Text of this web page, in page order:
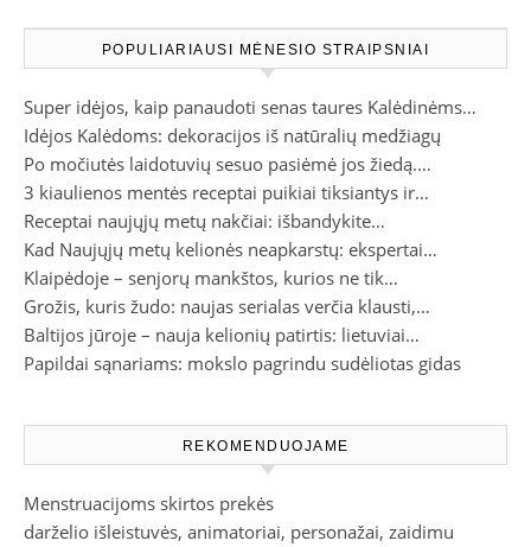
POPULIARIAUSI MĖNESIO STRAIPSNIAI
Super idėjos, kaip panaudoti senas taures Kalėdinėms…
Idėjos Kalėdoms: dekoracijos iš natūralių medžiagų
Po močiutės laidotuvių sesuo pasiėmė jos žiedą.…
3 kiaulienos mentės receptai puikiai tiksiantys ir…
Receptai naujųjų metų nakčiai: išbandykite…
Kad Naujųjų metų kelionės neapkarstų: ekspertai…
Klaipėdoje – senjorų mankštos, kurios ne tik…
Grožis, kuris žudo: naujas serialas verčia klausti,…
Baltijos jūroje – nauja kelionių patirtis: lietuviai…
Papildai sąnariams: mokslo pagrindu sudėliotas gidas
REKOMENDUOJAME
Menstruacijoms skirtos prekės
darželio išleistuvės, animatoriai, personažai, zaidimu